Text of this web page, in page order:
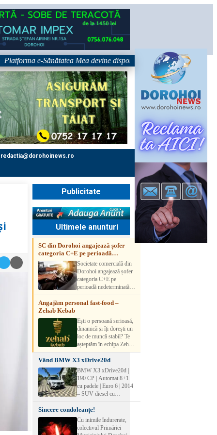
e-Sănătatea Mea devine disponibilă pe 1 septembrie: pacientul
redactia@dorohoinews.ro
Publicitate
Ultimele anunturi
SC din Dorohoi angajează șofer
categoria C+E pe perioadă
nedeterminatăSocietate comercială din
Dorohoi angajează șofer
categoria C+E pe
perioadă nedeterminată.
Candidatul trebuie să
aibă experiență și atestat
detalii, vă rog să sunați la
numărul de telefon.
Angajăm personal fast-food –
Zehab Kebab
Ești o persoană serioasă,
dinamică și îți dorești un
loc de muncă stabil? Te
așteptăm în echipa Zehab
Kebab! Posturi
disponibile: -
SHAORMAR AJUTOR
BUCATAR 2/posturi -
LUCRATOR
COMERCIAL
OFERIM : Contract de
muncă Program flexibil
Salariu motivant, în
funcție de experienț
Vând BMW X3 xDrive20d
BMW X3 xDrive20d |
190 CP | Automat 8+1
cu padele | Euro 6 | 2014
– SUV diesel cu
perfect pentru cei care
doresc performanță,
confort și siguranță în
orice condiții.
Sincere condoleanțe!
Cu inimile îndurerate,
colectivul Primăriei